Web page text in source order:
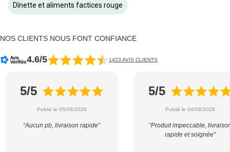
Dînette et aliments factices rouge
NOS CLIENTS NOUS FONT CONFIANCE
4.6/5 1423 AVIS CLIENTS
5/5
Publié le 05/08/2026
“Aucun pb, livraison rapide”
5/5
Publié le 04/08/2026
“Produit impeccable,
rapide et soignée”